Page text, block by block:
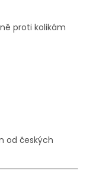
proti kolikám
od českých